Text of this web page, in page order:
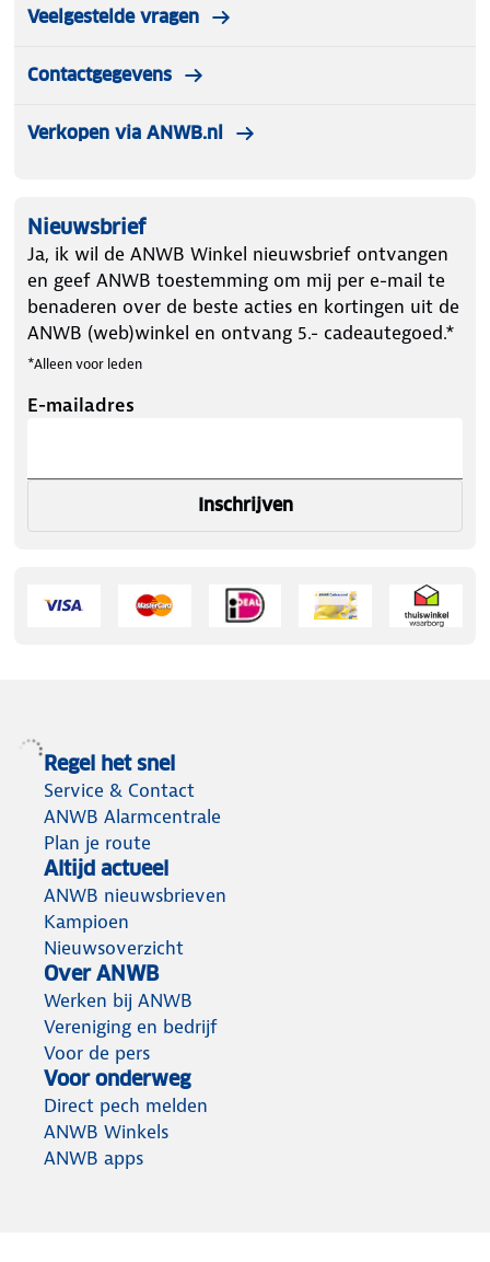
Veelgestelde vragen
Contactgegevens
Verkopen via ANWB.nl
Nieuwsbrief
Ja, ik wil de ANWB Winkel nieuwsbrief ontvangen
en geef ANWB toestemming om mij per e-mail te
benaderen over de beste acties en kortingen uit de
ANWB (web)winkel en ontvang 5.- cadeautegoed.*
*Alleen voor leden
E-mailadres
Inschrijven
Regel het snel
Service & Contact
ANWB Alarmcentrale
Plan je route
Altijd actueel
ANWB nieuwsbrieven
Kampioen
Nieuwsoverzicht
Over ANWB
Werken bij ANWB
Vereniging en bedrijf
Voor de pers
Voor onderweg
Direct pech melden
ANWB Winkels
ANWB apps